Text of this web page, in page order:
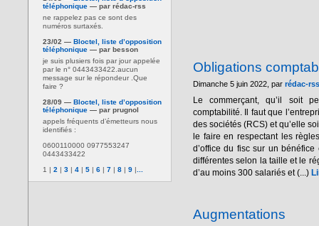
téléphonique — par rédac-rss
ne rappelez pas ce sont des
numéros surtaxés.
23/02 — Bloctel, liste d’opposition
téléphonique — par besson
je suis plusiers fois par jour appelée
par le n° 0443433422.aucun
message sur le répondeur .Que
faire ?
28/09 — Bloctel, liste d’opposition
téléphonique — par prugnol
appels fréquents d’émetteurs nous
identifiés :
0600110000 0977553247
0443433422
1 | 2 | 3 | 4 | 5 | 6 | 7 | 8 | 9 |
Obligations
Dimanche 5 juin 2022, par rédac-rss
Le commerçant, qu’il soit
comptabilité. Il faut que
des sociétés (RCS) et qu’elle
le faire en respectant les
d’office du fisc sur un
différentes selon la taille et le
d’au moins 300 salariés et (...)
Augmentations